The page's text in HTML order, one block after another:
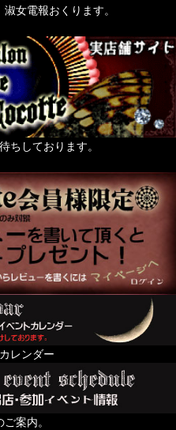
女電報おくります。
ちしております。
レンダー
案内。